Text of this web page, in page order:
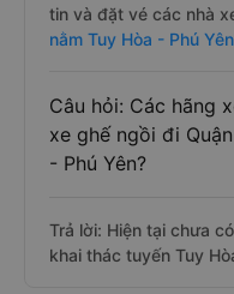
tin và đặt vé các nhà
nằm Tuy Hòa - Phú
Câu hỏi: Các hãng
xe ghế ngồi đi
- Phú Yên?
Trả lời: Hiện tại chưa
khai thác tuyến Tuy